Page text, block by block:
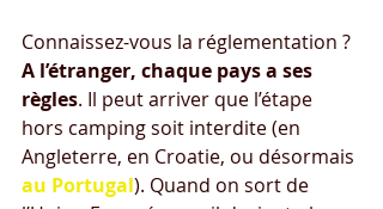
Connaissez-vous la réglementation ?
A l’étranger, chaque pays a ses
règles. Il peut arriver que l’étape
hors camping soit interdite (en
Angleterre, en Croatie, ou désormais
au Portugal). Quand on sort de